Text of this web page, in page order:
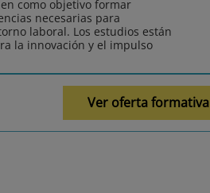
como objetivo formar
necesarias para
laboral. Los estudios están
la innovación y el impulso
Ver oferta formativa